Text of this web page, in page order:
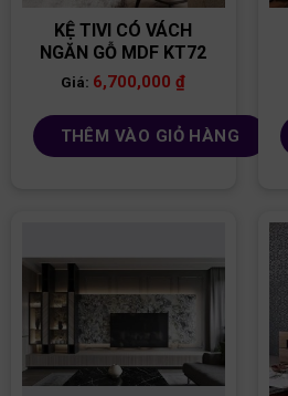
KỆ TIVI CÓ VÁCH
NGĂN GỖ MDF KT72
Giá: 6,700,000₫
THÊM VÀO GIỎ HÀNG